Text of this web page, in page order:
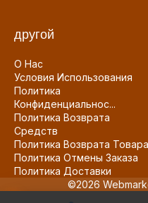
другой
О Нас
Условия Использования
Политика
Конфиденциальнос...
Политика Возврата
Средств
Политика Возврата Товара
Политика Отмены Заказа
Политика Доставки
©2026